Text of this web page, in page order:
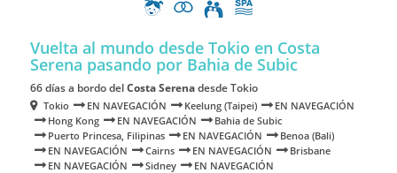
Vuelta al mundo desde Tokio en Costa
Serena pasando por Bahia de Subic
66 días a bordo delCosta Serenadesde Tokio
Tokio EN NAVEGACIÓN Keelung (Taipei)
EN NAVEGACIÓN
Hong Kong
EN NAVEGACIÓN
Bahia de Subic
Puerto Princesa, Filipinas
EN NAVEGACIÓN
Benoa (Bali)
EN NAVEGACIÓN
Cairns EN NAVEGACIÓN
Brisbane
EN NAVEGACIÓN
Sidney
EN NAVEGACIÓN